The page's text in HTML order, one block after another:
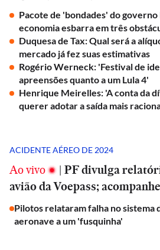
Pacote de 'bondades' do governo
economia esbarra em três
Duquesa de Tax: Qual será a
mercado já fez suas estimativas
Rogério Werneck: 'Festival de
apreensões quanto a um Lula 4'
Henrique Meirelles: 'A conta da
querer adotar a saída mais
ACIDENTE AÉREO DE 2024
Ao vivo | PF divulga
avião da Voepass; acompanhe
Pilotos relataram falha no sistema
aeronave a um 'fusquinha'